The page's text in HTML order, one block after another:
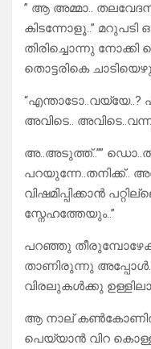
” ആ അമ്മാ..
കിടന്നോളൂ..” മറുപടി
തിരിച്ചൊന്നു
തൊട്ടരികെ
“എന്താടോ..വയ്യേ..?
അവിടെ..
അ..അടുത്ത്..””
പറയുന്നേ..തനിക്ക്..
വിഷമിപ്പിക്കാൻ
സ്നേഹത്തേയും..”
പറഞ്ഞു
താണിരുന്നു
വിരലുകൾക്കു
ആ നാല് കൺകോണിൽ
പെയ്യാൻ വിറ